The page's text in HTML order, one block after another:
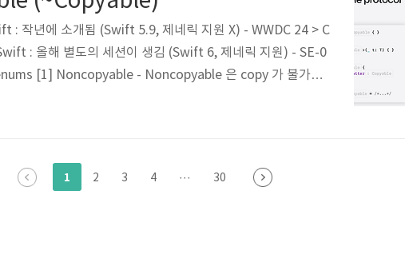
: 작년에 소개됨 (Swift 5.9, 제네릭 지원 X) - WWDC 24 > C
: 올해 별도의 세션이 생김 (Swift 6, 제네릭 지원) - SE-0
[1] Noncopyable - Noncopyable 은 copy 가 불가능
서 사용가능) - 말할 때는 Noncopyable, code syntax 로
1 2 3 4 ··· 30